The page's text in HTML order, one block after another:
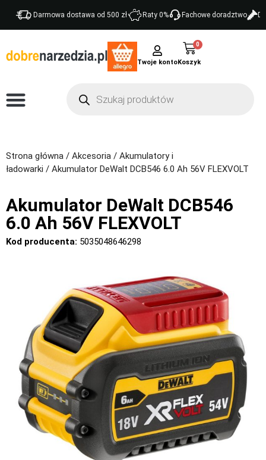
Darmowa dostawa od 500 zł Raty 0% Fachowe doradztwo
Twoje konto
0
Strona główna / Akcesoria / Akumulatory i
ładowarki / Akumulator DeWalt DCB546 6.0 Ah 56V FLEXVOLT
Akumulator DeWalt DCB546
6.0 Ah 56V FLEXVOLT
Kod producenta: 5035048646298